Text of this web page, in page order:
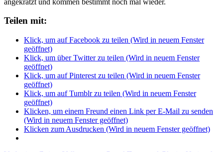
Teilen mit:
Klick, um auf Facebook zu teilen (Wird in neuem Fenster
geöffnet)
Klick, um über Twitter zu teilen (Wird in neuem Fenster
geöffnet)
Klick, um auf Pinterest zu teilen (Wird in neuem Fenster
geöffnet)
Klick, um auf Tumblr zu teilen (Wird in neuem Fenster
geöffnet)
Klicken, um einem Freund einen Link per E-Mail zu senden
(Wird in neuem Fenster geöffnet)
Klicken zum Ausdrucken (Wird in neuem Fenster geöffnet)